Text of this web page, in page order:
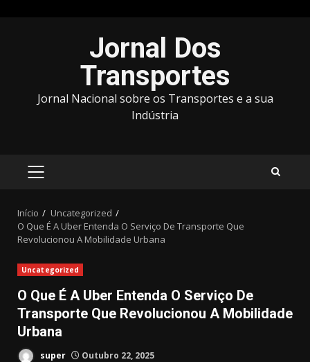
Jornal Dos
Transportes
Jornal Nacional sobre os Transportes e a sua
Indústria
MENU
Início
Uncategorized
O Que É A Uber Entenda O Serviço De Transporte Que
Revolucionou A Mobilidade Urbana
Uncategorized
O Que É A Uber Entenda O Serviço De
Transporte Que Revolucionou A Mobilidade
Urbana
super Outubro 22, 2025